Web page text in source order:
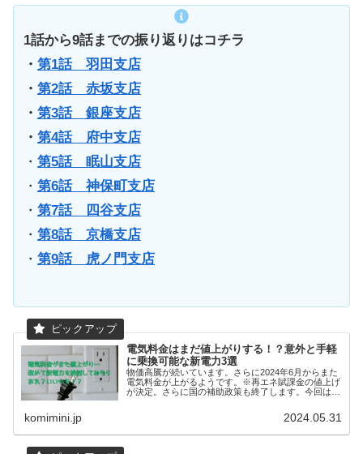
1話から9話までの振り返りはコチラ
・ 第1話 羽田支店
・ 第2話 赤坂支店
・ 第3話 銀座支店
・ 第4話 府中支店
・ 第5話 眠山支店
・ 第6話 神保町支店
・ 第7話 四谷支店
・ 第8話 京橋支店
・ 第9話 虎ノ門支店
電気料金はまだ値上がりする！？意外と手軽
に乗換可能な新電力3選
物価高騰が続いています。さらに2024年6月からまた
電気料金が上がるようです。※再エネ賦課金の値上げ
が決定。さらに国の補助政策も終了します。今回は電
というサービスを紹介します。新電力を知っている方
komimini.jp 2024.05.31